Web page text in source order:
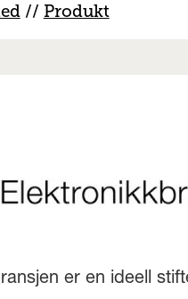
// Produkt
er en ideell